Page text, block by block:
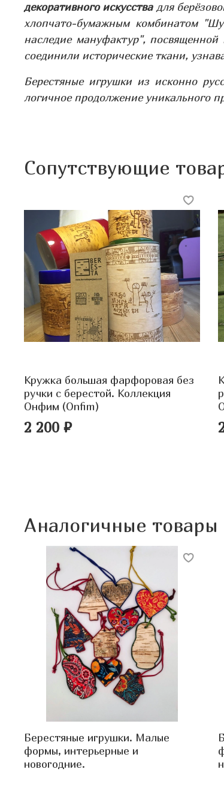
декоративного искусствадля
хлопчато-бумажным комбинатом
наследие мануфактур", посвященной
соединили исторические ткани,
Берестяные игрушки из исконно
логичное продолжение уникального
Сопутствующие
Кружка большая фарфоровая без
ручки с берестой. Коллекция
Онфим (Onfim)
2 200 ₽
Аналогичные товары
Берестяные игрушки. Малые
формы, интерьерные и
новогодние.